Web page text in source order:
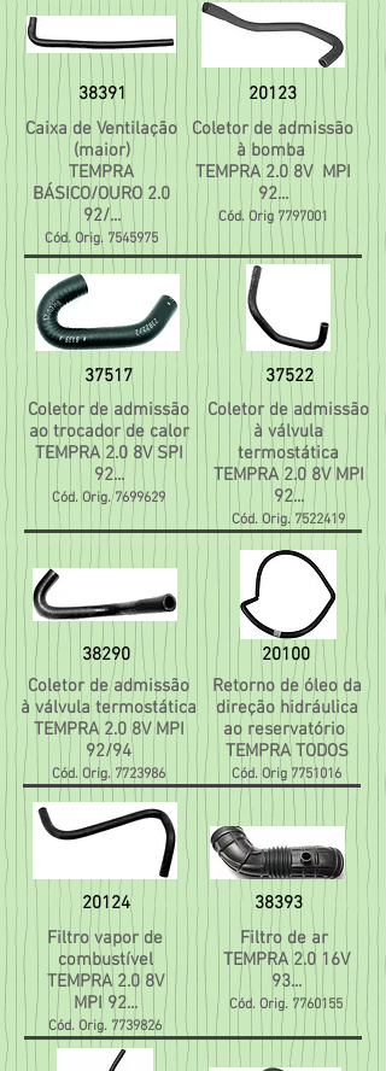
38391
Caixa de Ventilação
(maior)
TEMPRA
BÁSICO/OURO 2.0
92/...
Cód. Orig. 7545975
20123
Coletor de admissão
à bomba
TEMPRA 2.0 8V MPI
92...
Cód. Orig 7797001
37517
Coletor de admissão
ao trocador de calor
TEMPRA 2.0 8V SPI
92...
Cód. Orig.7699629
38290
Coletor de admissão
à válvula termostática
TEMPRA 2.0 8V MPI
92/94
Cód. Orig. 7723986
37522
Coletor de admissão
à válvula
termostática
TEMPRA 2.0 8V MPI
92...
Cód. Orig. 7522419
20100
Retorno de óleo da
direção hidráulica
ao reservatório
TEMPRA TODOS
Cód. Orig 7751016
20124
Filtro vapor de
combustível
TEMPRA 2.0 8V
MPI 92...
Cód. Orig. 7739826
38393
Filtro de ar
TEMPRA 2.0 16V
93...
Cód. Orig. 7760155